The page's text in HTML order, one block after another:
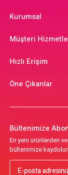
Kurumsal
Müşteri
Hızlı Erişim
Öne Çıkanlar
Bültenimize
En yeni ürünlerden
bültenimize